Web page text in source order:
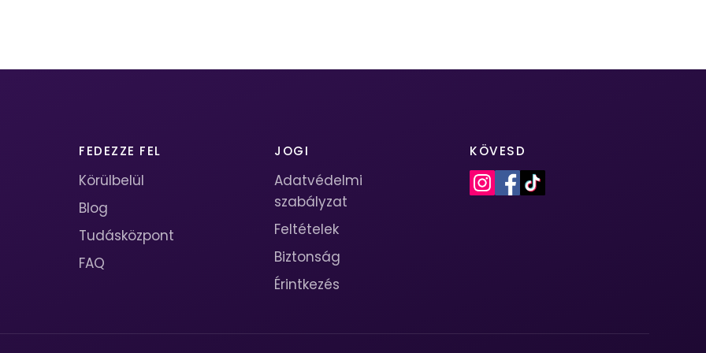
FEDEZZE FEL
Körülbelül
Blog
Tudásközpont
FAQ
JOGI
Adatvédelmi
szabályzat
Feltételek
Biztonság
Érintkezés
KÖVESD